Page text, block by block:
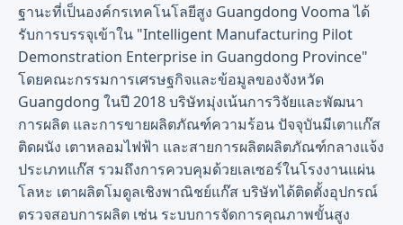
ฐานะที่เป็นองค์กรเทคโนโลยีสูง Guangdong Vooma ได้
รับการบรรจุเข้าใน "Intelligent Manufacturing Pilot
Demonstration Enterprise in Guangdong Province"
โดยคณะกรรมการเศรษฐกิจและข้อมูลของจังหวัด
Guangdong ในปี 2018 บริษัทมุ่งเน้นการวิจัยและพัฒนา
การผลิต และการขายผลิตภัณฑ์ความร้อน ปัจจุบันมีเตาแก๊ส
ติดผนัง เตาหลอมไฟฟ้า และสายการผลิตผลิตภัณฑ์กลางแจ้ง
ประเภทแก๊ส รวมถึงการควบคุมด้วยเลเซอร์ในโรงงานแผ่น
โลหะ เตาผลิตโมดูลเชิงพาณิชย์แก๊ส บริษัทได้ติดตั้งอุปกรณ์
ตรวจสอบการผลิต เช่น ระบบการจัดการคุณภาพขั้นสูง